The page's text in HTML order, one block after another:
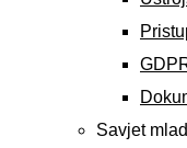
Savjet